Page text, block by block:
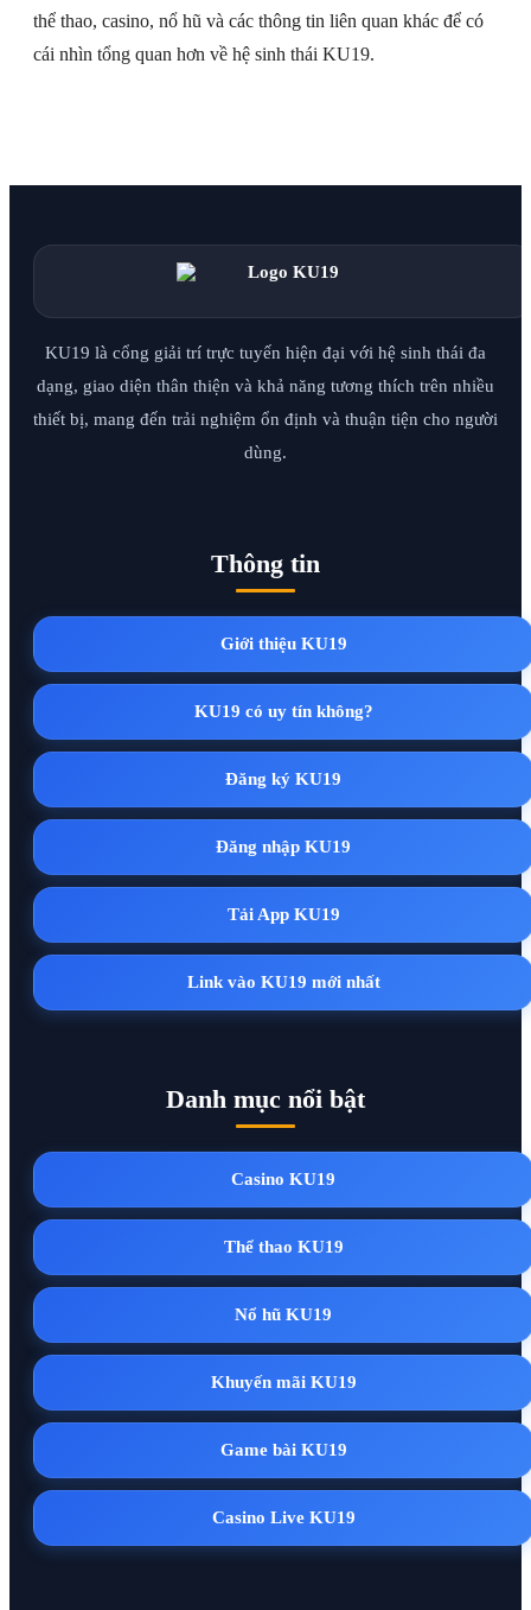
thể thao, casino, nổ hũ và các thông tin liên quan khác để có
cái nhìn tổng quan hơn về hệ sinh thái KU19.
KU19 là cổng giải trí trực tuyến hiện đại với hệ sinh thái đa
dạng, giao diện thân thiện và khả năng tương thích trên nhiều
thiết bị, mang đến trải nghiệm ổn định và thuận tiện cho người
dùng.
Thông tin
Giới thiệu KU19
KU19 có uy tín không?
Đăng ký KU19
Đăng nhập KU19
Tải App KU19
Link vào KU19 mới nhất
Danh mục nổi bật
Casino KU19
Thể thao KU19
Nổ hũ KU19
Khuyến mãi KU19
Game bài KU19
Casino Live KU19